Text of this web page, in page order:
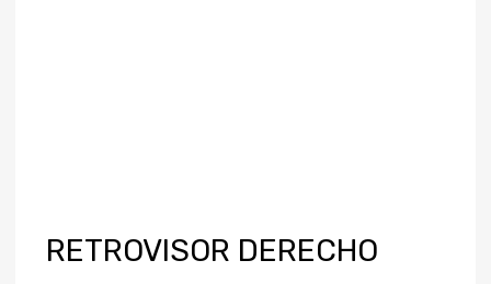
RETROVISOR DERECHO